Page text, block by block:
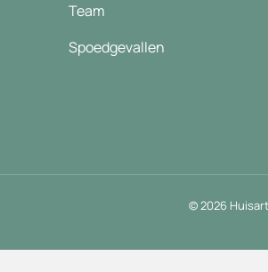
Team
Spoedgevallen
© 2026